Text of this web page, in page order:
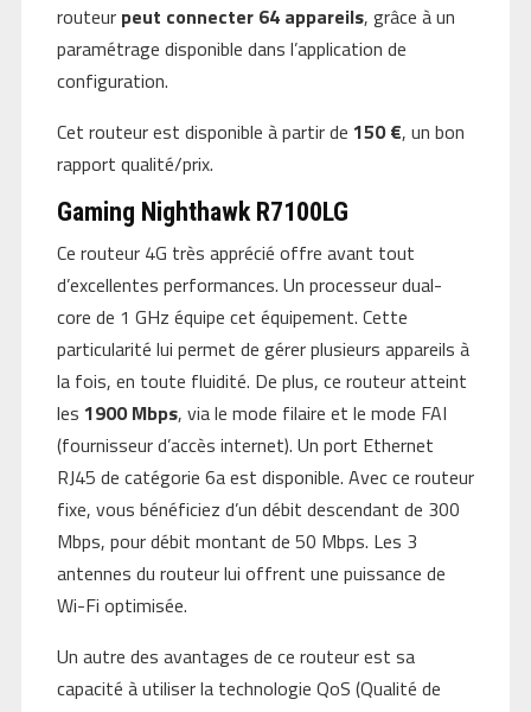
routeur peut connecter 64 appareils, grâce à un
paramétrage disponible dans l’application de
configuration.
Cet routeur est disponible à partir de 150 €, un bon
rapport qualité/prix.
Gaming Nighthawk R7100LG
Ce routeur 4G très apprécié offre avant tout
d’excellentes performances. Un processeur dual-
core de 1 GHz équipe cet équipement. Cette
particularité lui permet de gérer plusieurs appareils à
la fois, en toute fluidité. De plus, ce routeur atteint
les 1900 Mbps, via le mode filaire et le mode FAI
(fournisseur d’accès internet). Un port Ethernet
RJ45 de catégorie 6a est disponible. Avec ce routeur
fixe, vous bénéficiez d’un débit descendant de 300
Mbps, pour débit montant de 50 Mbps. Les 3
antennes du routeur lui offrent une puissance de
Wi-Fi optimisée.
Un autre des avantages de ce routeur est sa
capacité à utiliser la technologie QoS (Qualité de